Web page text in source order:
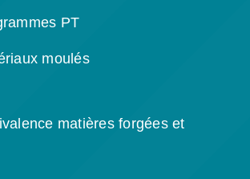
PT
moulés
matières forgées et